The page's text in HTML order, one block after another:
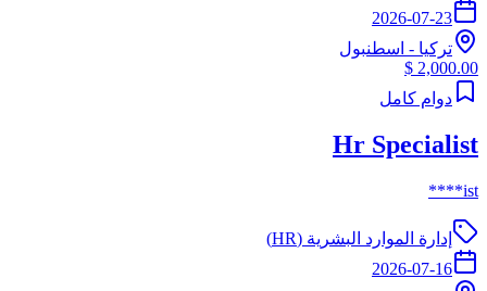
2026-07-23
تركيا - اسطنبول
2,000.00 $
دوام كامل
Hr Specialist
ist****
إدارة الموارد البشرية (HR)
2026-07-16